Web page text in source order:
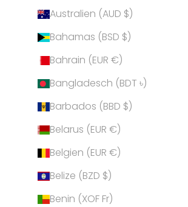
Australien (AUD $)
Bahamas (BSD $)
Bahrain (EUR €)
Bangladesch (BDT ৳)
Barbados (BBD $)
Belarus (EUR €)
Belgien (EUR €)
Belize (BZD $)
Benin (XOF Fr)